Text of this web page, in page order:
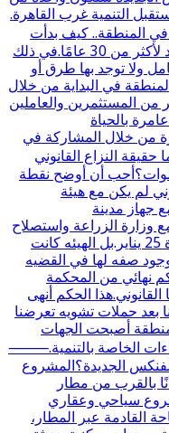
التنمية غرب القاهرة.
المنطقة.. كيف بدأت
علاقتكم بها؟علاقتنا بالمنطقة تعود لأكثر من 30 عامًا.في ذلك
ولا توجد بها طرق أو
في البداية من خلال
من المستثمرين والعاملين
بالحياة
من خلال المشاركة في
النزاع القانوني
أن أوضح نقطة
لم يكن مع هيئة
جهاز مدينة
الزراعة واستصلاح
الأراضي في فترة سابقة على ثورة 25 يناير.بل الهيئه كانت
صفه لها في القضيه
نهائي من المحكمة
القانوني.هذا الحكم أنهى
بعد حملات تشويه تعرضنا
للمنطقة أصبحت الجهات
الخاصة بالتنمية.⸻
الجديدة؟المشروع
مساحة تقارب 250 فدانًا بالقرب من مطار
سياحي وعقاري
القادمة عبر المطار،